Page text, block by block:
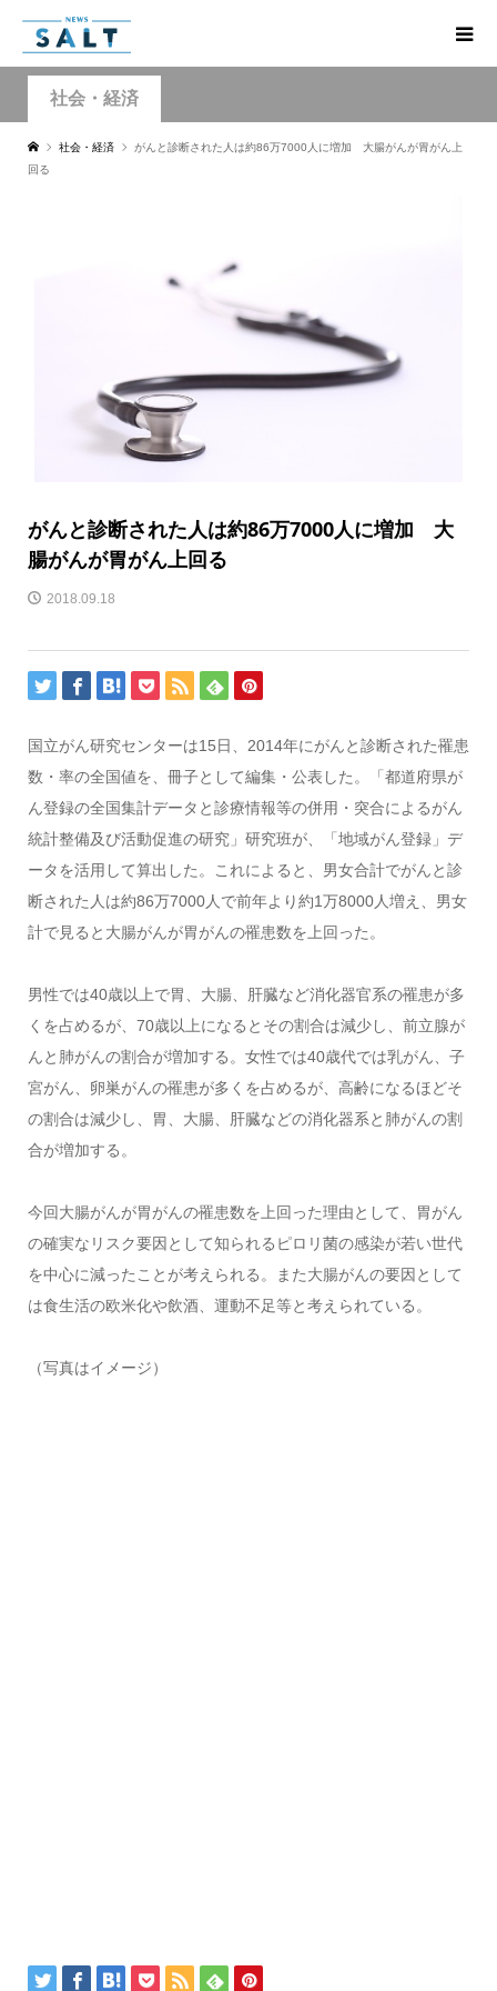
社会・経済
社会・経済
がんと診断された人は約86万7000人に増加 大腸がんが胃がん上
回る
がんと診断された人は約86万7000人に増加 大
腸がんが胃がん上回る
2018.09.18
国立がん研究センターは15日、2014年にがんと診断された罹患
数・率の全国値を、冊子として編集・公表した。「都道府県が
ん登録の全国集計データと診療情報等の併用・突合によるがん
統計整備及び活動促進の研究」研究班が、「地域がん登録」デ
ータを活用して算出した。これによると、男女合計でがんと診
断された人は約86万7000人で前年より約1万8000人増え、男女
計で見ると大腸がんが胃がんの罹患数を上回った。
男性では40歳以上で胃、大腸、肝臓など消化器官系の罹患が多
くを占めるが、70歳以上になるとその割合は減少し、前立腺が
んと肺がんの割合が増加する。女性では40歳代では乳がん、子
宮がん、卵巣がんの罹患が多くを占めるが、高齢になるほどそ
の割合は減少し、胃、大腸、肝臓などの消化器系と肺がんの割
合が増加する。
今回大腸がんが胃がんの罹患数を上回った理由として、胃がん
の確実なリスク要因として知られるピロリ菌の感染が若い世代
を中心に減ったことが考えられる。また大腸がんの要因として
は食生活の欧米化や飲酒、運動不足等と考えられている。
（写真はイメージ）